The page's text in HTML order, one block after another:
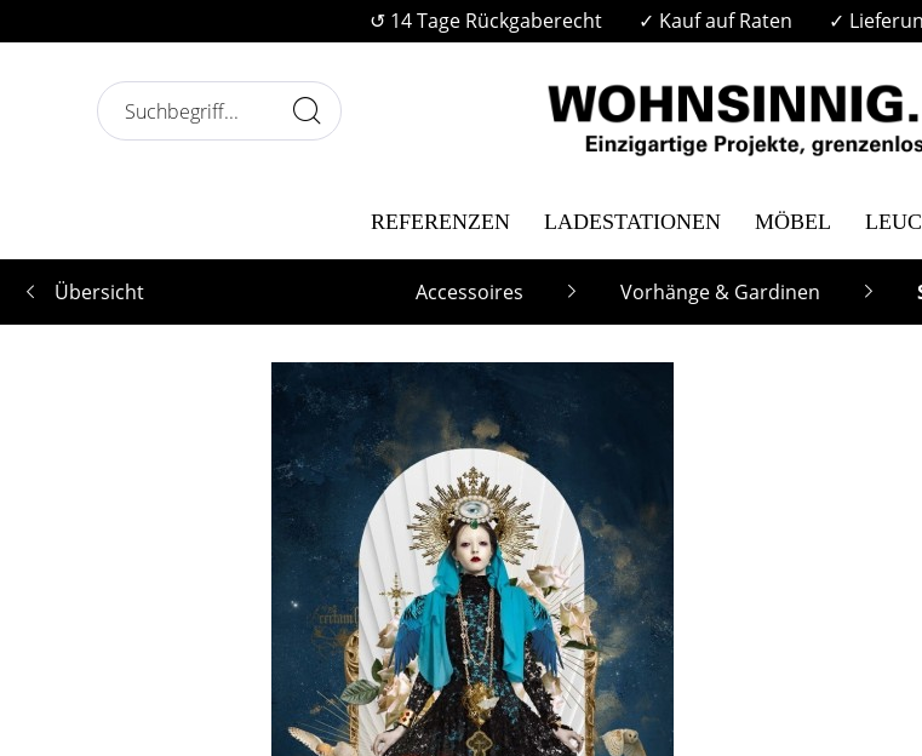
↺ 14 Tage Rückgaberecht ✓ Kauf auf Raten ✓
REFERENZEN LADESTATIONEN MÖBEL
Übersicht Accessoires Vorhänge & Gardinen